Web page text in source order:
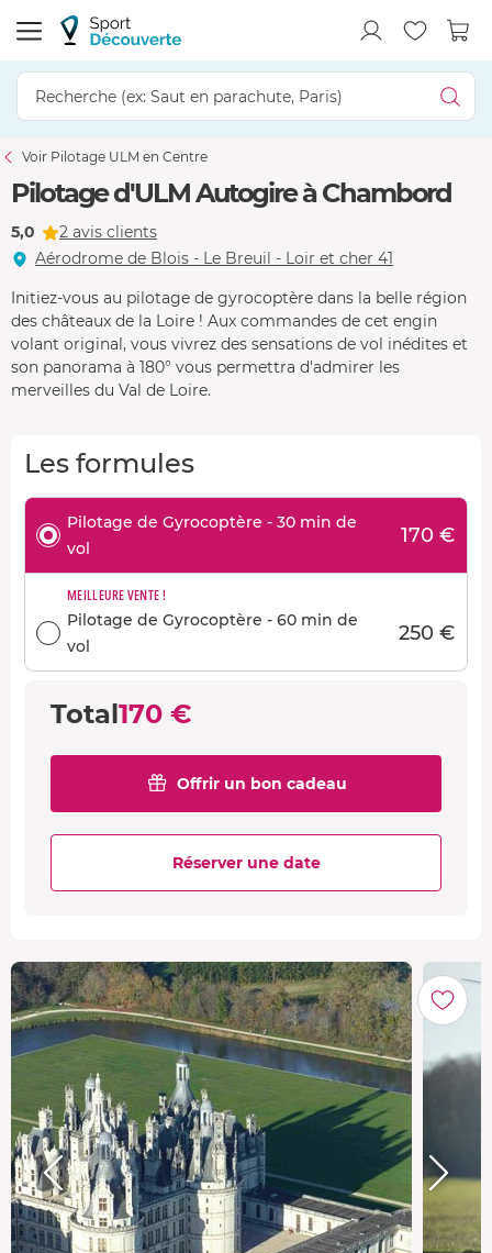
Voir Pilotage ULM en Centre
Pilotage d'ULM Autogire à Chambord
5,0
2 avis clients
Aérodrome de Blois - Le Breuil - Loir et cher 41
Initiez-vous au pilotage de gyrocoptère dans la belle région
des châteaux de la Loire ! Aux commandes de cet engin
volant original, vous vivrez des sensations de vol inédites et
son panorama à 180° vous permettra d'admirer les
merveilles du Val de Loire.
Les formules
Pilotage de Gyrocoptère - 30 min de
vol
170 €
MEILLEURE VENTE !
Pilotage de Gyrocoptère - 60 min de
vol
250 €
Total170 €
Offrir un bon cadeau
Réserver une date